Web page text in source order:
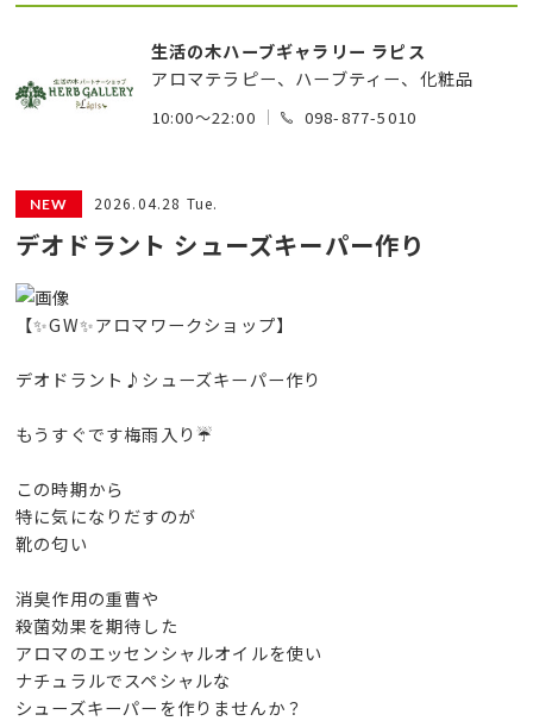
生活の木ハーブギャラリー ラピス
アロマテラピー、ハーブティー、化粧品
10:00～22:00 098-877-5010
2026.04.28 Tue.
デオドラント シューズキーパー作り
【✨GW✨アロマワークショップ】
デオドラント♪シューズキーパー作り
もうすぐです梅雨入り☔️
この時期から
特に気になりだすのが
靴の匂い
消臭作用の重曹や
殺菌効果を期待した
アロマのエッセンシャルオイルを使い
ナチュラルでスペシャルな
シューズキーパーを作りませんか？